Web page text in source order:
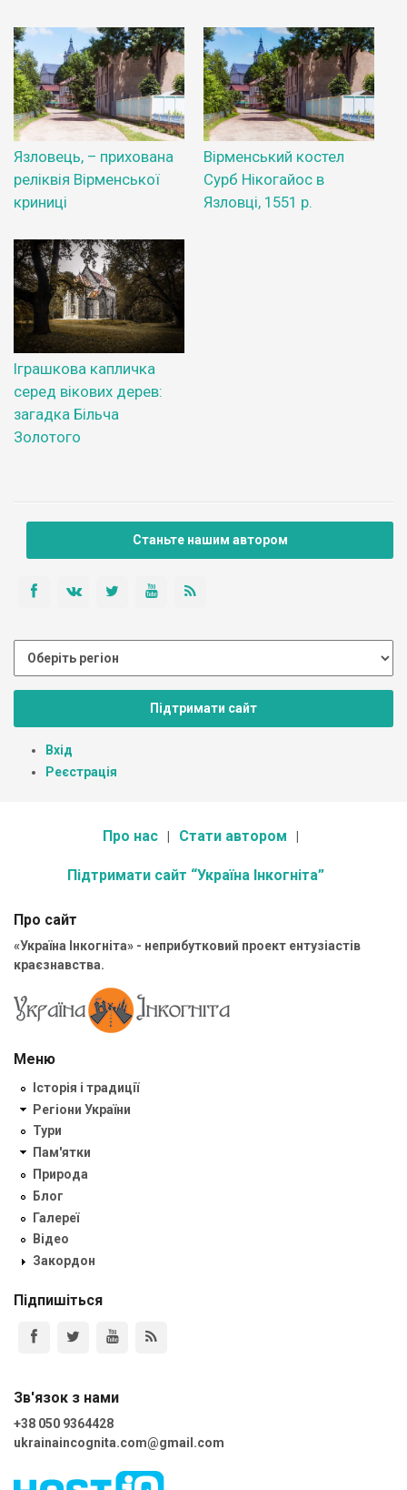
Язловець, – прихована
реліквія Вірменської
криниці
Вірменський костел
Сурб Нікогайос в
Язловці, 1551 р.
Іграшкова капличка
серед вікових дерев:
загадка Більча
Золотого
Станьте нашим автором
Підтримати сайт
Вхід
Реєстрація
Про нас Стати автором
Підтримати сайт “Україна Інкогніта”
Про сайт
«Україна Інкогніта» - неприбутковий проект ентузіастів
краєзнавства.
Меню
Історія і традиції
Регіони України
Тури
Пам'ятки
Природа
Блог
Галереї
Відео
Закордон
Підпишіться
Зв'язок з нами
+38 050 9364428
ukrainaincognita.com@gmail.com